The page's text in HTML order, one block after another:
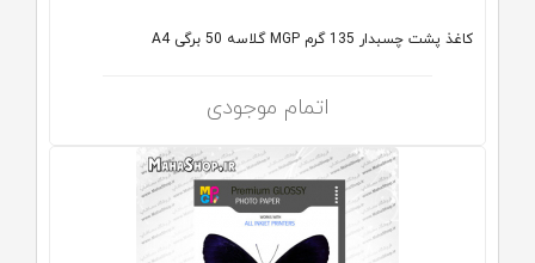
کاغذ پشت چسبدار 135 گرم MGP گلاسه 50 برگی A4
اتمام موجودی